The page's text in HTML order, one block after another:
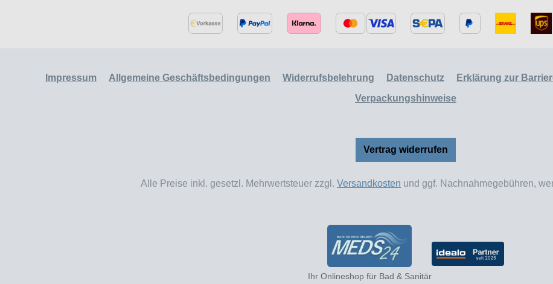
Impressum Allgemeine Geschäftsbedingungen Widerrufsbelehrung Datenschutz Erklärung zur
Verpackungshinweise
Vertrag widerrufen
Alle Preise inkl. gesetzl. Mehrwertsteuer zzgl. Versandkosten und ggf. Nachnahmegebühren,
Ihr Onlineshop für Bad & Sanitär